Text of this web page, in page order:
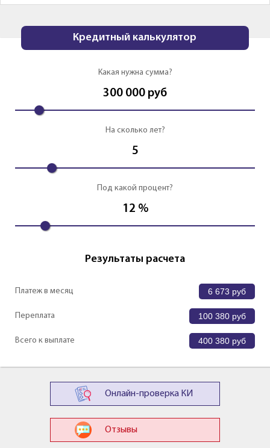
Кредитный калькулятор
Какая нужна сумма?
300 000 руб
На сколько лет?
5
Под какой процент?
12 %
Результаты расчета
Платеж в месяц 6 673 руб
Переплата 100 380 руб
Всего к выплате 400 380 руб
Онлайн-проверка КИ
Отзывы